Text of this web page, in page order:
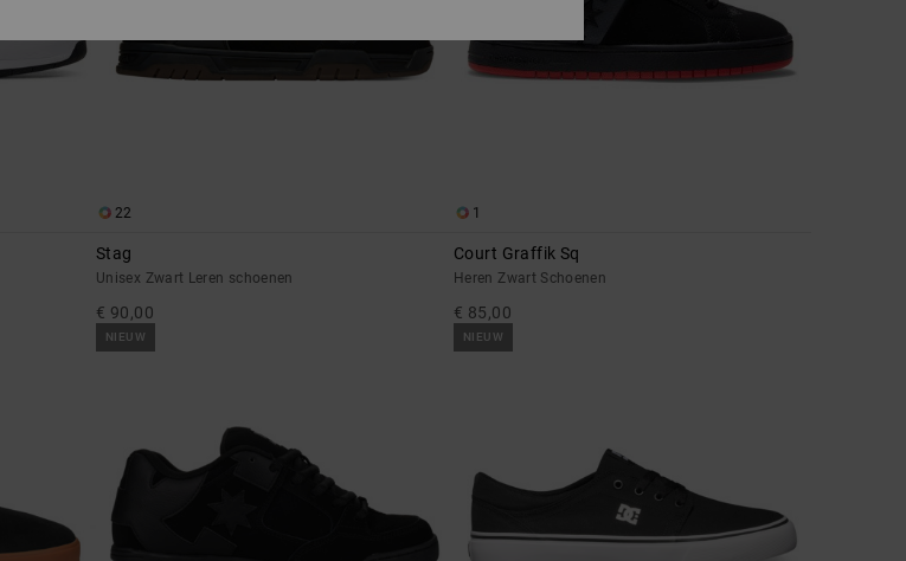
22
Stag
Unisex Zwart Leren schoenen
€ 90,00
1
Court Graffik Sq
Heren Zwart Schoenen
€ 85,00
NIEUW NIEUW